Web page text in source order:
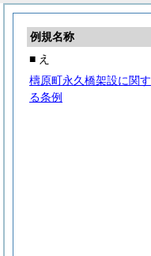
例規名称
■ え
檮原町永久橋架設に関す
る条例